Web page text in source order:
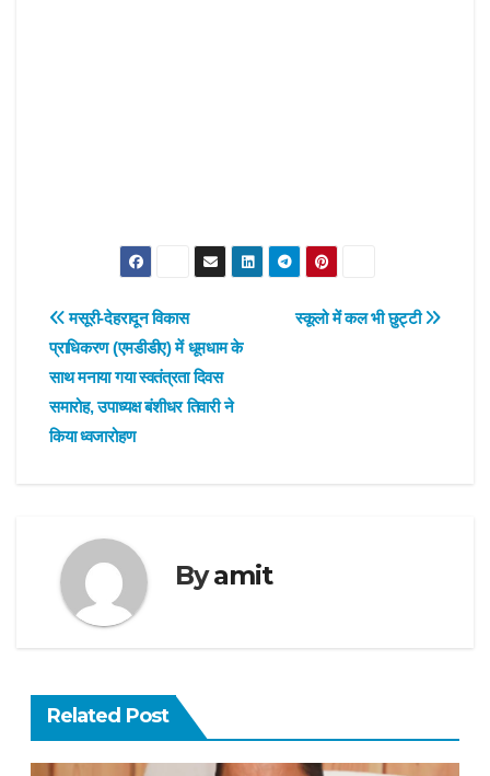
Post
navigation
स्कूलो में कल भी छुट्टी
मसूरी-देहरादून विकास
प्राधिकरण (एमडीडीए) में धूमधाम के
साथ मनाया गया स्वतंत्रता दिवस
समारोह, उपाध्यक्ष बंशीधर तिवारी ने
किया ध्वजारोहण
Byamit
Related Post